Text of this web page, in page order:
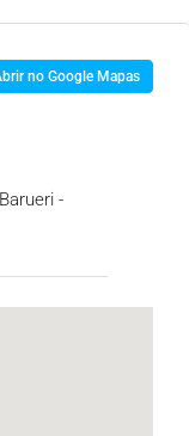
no Google Mapas
-